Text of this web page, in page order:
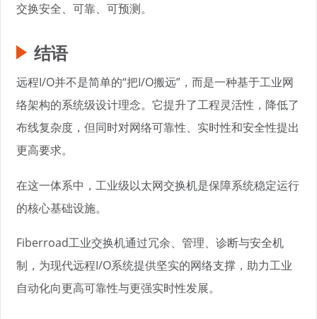
交换安全、可靠、可预测。
结语
远程I/O并不是简单的“把I/O搬远”，而是一种基于工业网
络架构的系统级设计理念。它提升了工程灵活性，降低了
布线复杂度，但同时对网络可靠性、实时性和安全性提出
更高要求。
在这一体系中，工业级以太网交换机是保障系统稳定运行
的核心基础设施。
Fiberroad工业交换机通过冗余、管理、诊断与安全机
制，为现代远程I/O系统提供坚实的网络支撑，助力工业
自动化向更高可靠性与更强实时性发展。